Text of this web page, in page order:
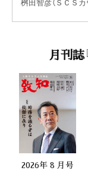
月刊誌
2026年 8 月号